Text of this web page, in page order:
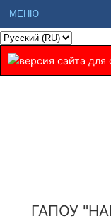
МЕНЮ
ГАПОУ